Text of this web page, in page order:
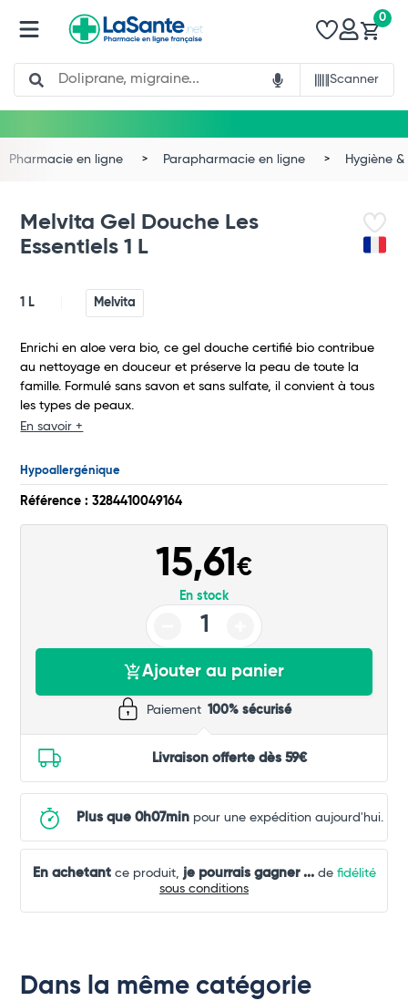
Search
Scanner
0
Total
Pharmacie en ligne Parapharmacie en ligne Hygiène
Melvita Gel Douche Les
Essentiels 1 L
1 L Melvita
Enrichi en aloe vera bio, ce gel douche certifié bio contribue
au nettoyage en douceur et préserve la peau de toute la
famille. Formulé sans savon et sans sulfate, il convient à tous
les types de peaux.
En savoir +
Hypoallergénique
Référence : 3284410049164
15,61€
En stock
Ajouter au panier
Paiement 100% sécurisé
Livraison offerte dès 59€
Plus que 0h07minpour une expédition aujourd'hui.
En achetantce produit, je pourrais gagner ...de fidélité
sous conditions
Dans la même catégorie